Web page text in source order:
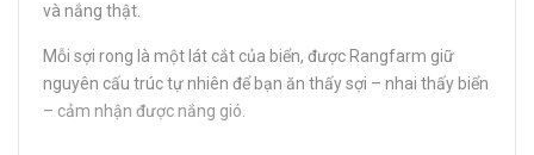
và nắng thật.
Mỗi sợi rong là một lát cắt của biển, được Rangfarm giữ
nguyên cấu trúc tự nhiên để bạn ăn thấy sợi – nhai thấy biển
– cảm nhận được nắng gió.